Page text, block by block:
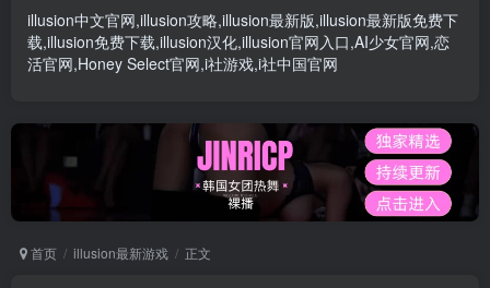
illusion中文官网,illusion攻略,illusion最新版,illusion最新版免费下
载,illusion免费下载,illusion汉化,illusion官网入口,AI少女官网,恋
活官网,Honey Select官网,i社游戏,i社中国官网
首页 illusion最新游戏 正文